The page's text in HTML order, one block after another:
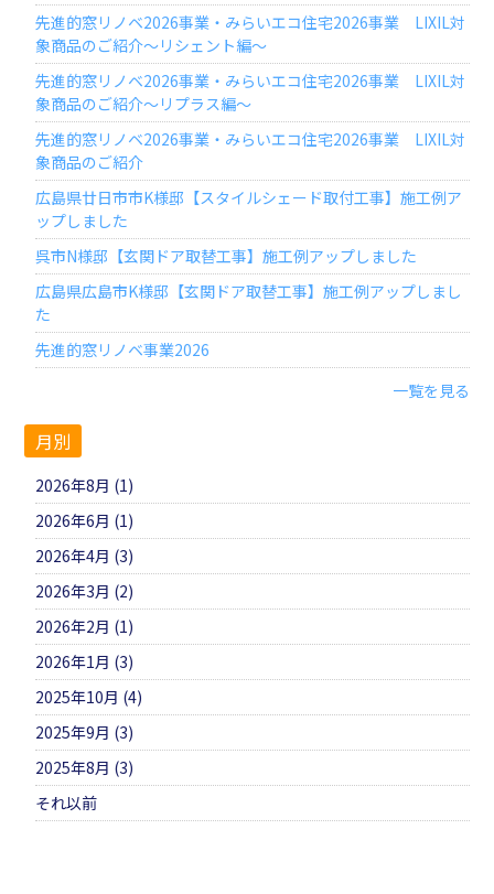
先進的窓リノベ2026事業・みらいエコ住宅2026事業 LIXIL対
象商品のご紹介～リシェント編～
先進的窓リノベ2026事業・みらいエコ住宅2026事業 LIXIL対
象商品のご紹介～リプラス編～
先進的窓リノベ2026事業・みらいエコ住宅2026事業 LIXIL対
象商品のご紹介
広島県廿日市市K様邸【スタイルシェード取付工事】施工例ア
ップしました
呉市N様邸【玄関ドア取替工事】施工例アップしました
広島県広島市K様邸【玄関ドア取替工事】施工例アップしまし
た
先進的窓リノベ事業2026
一覧を見る
月別
2026年8月 (1)
2026年6月 (1)
2026年4月 (3)
2026年3月 (2)
2026年2月 (1)
2026年1月 (3)
2025年10月 (4)
2025年9月 (3)
2025年8月 (3)
それ以前